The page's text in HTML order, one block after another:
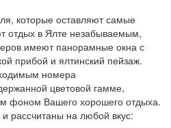
которые оставляют самые
отдых в Ялте незабываемым,
имеют панорамные окна с
прибой и ялтинский пейзаж.
номера
цветовой гамме,
фоном Вашего хорошего отдыха.
рассчитаны на любой вкус: